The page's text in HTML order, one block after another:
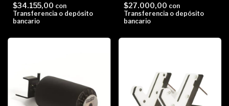
$34.155,00 con
Transferencia o depósito
bancario
$27.000,00 con
Transferencia o depósito
bancario